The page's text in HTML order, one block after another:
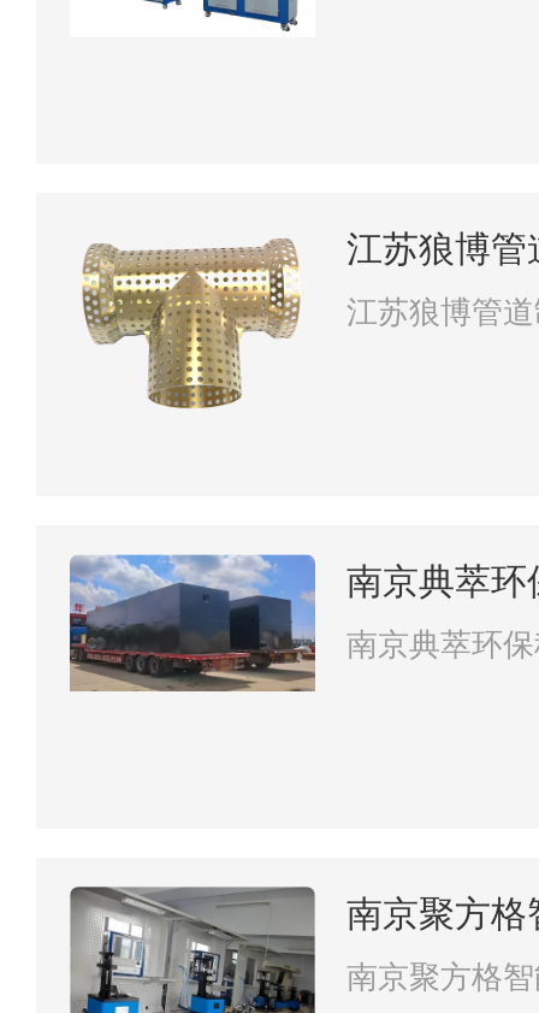
江苏狼博管
江苏狼博管
南京典萃环
南京典萃环
南京聚方格
南京聚方格